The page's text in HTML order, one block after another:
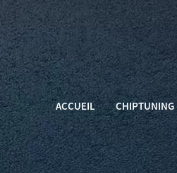
ACCUEIL CHIPTUNING